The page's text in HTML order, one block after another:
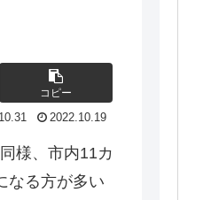
コピー
2022.10.19
様、市内11カ
なる方が多い